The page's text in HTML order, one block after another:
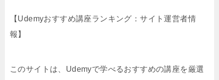
【Udemyおすすめ講座ランキング：サイト運営者情
報】
このサイトは、Udemyで学べるおすすめの講座を厳選